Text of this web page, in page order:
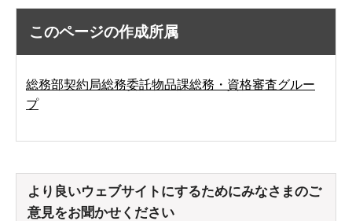
このページの作成所属
総務部契約局総務委託物品課総務・資格審査グルー
プ
より良いウェブサイトにするためにみなさまのご
意見をお聞かせください